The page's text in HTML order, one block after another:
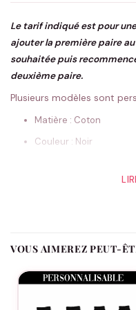
Le tarif indiqué est pour
ajouter la première paire
souhaitée puis
deuxième paire.
Plusieurs modèles sont
Matière : Coton
Couleur : Noir
Longueur : Mi-Longue
Taille Enfant : 23-26 /
Conseils de lavage
VOUS AIMEREZ PEUT-